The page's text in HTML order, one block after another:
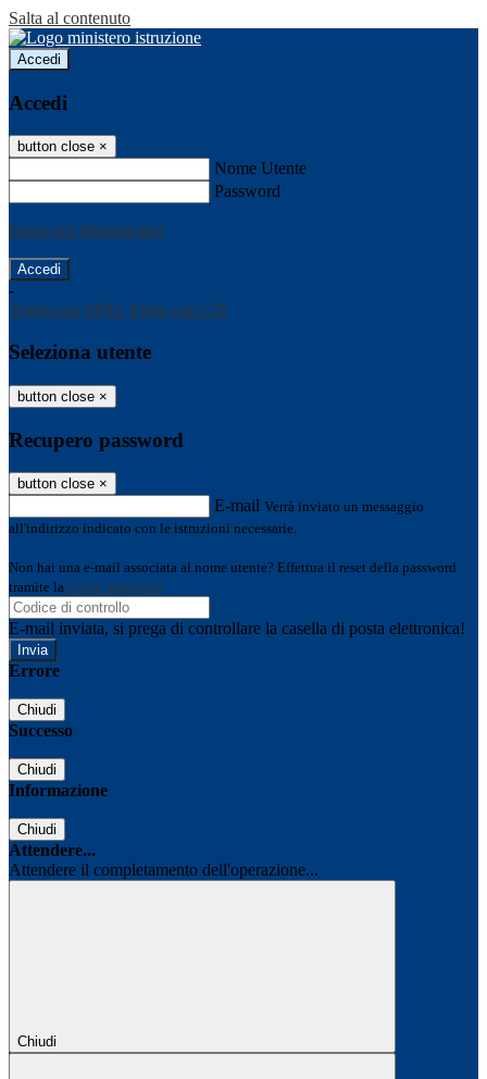
Salta al contenuto
Accedi
Accedi
button close ×
Nome Utente
Password
Password dimenticata?
-
Entra con SPID Entra con CIE
Seleziona utente
button close ×
Recupero password
button close ×
E-mail Verrà inviato un messaggio
all'indirizzo indicato con le istruzioni necessarie.
Non hai una e-mail associata al nome utente? Effettua il reset della password
tramite la Login Spaggiari
E-mail inviata, si prega di controllare la casella di posta elettronica!
Errore
Chiudi
Successo
Chiudi
Informazione
Chiudi
Attendere...
Attendere il completamento dell'operazione...
Chiudi